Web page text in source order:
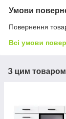
Умови
Повернення
Всі умови
З цим